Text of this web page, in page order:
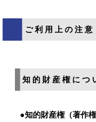
ご利用上の注意
知的財産権につ
●知的財産権（著作